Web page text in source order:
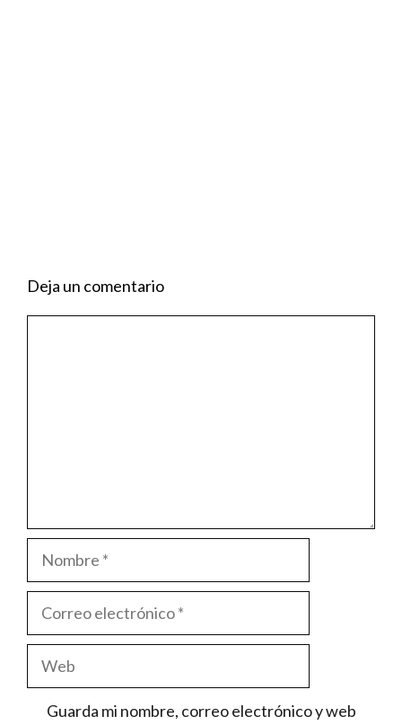
Deja un comentario
Nombre
Correo
electrónico
Web
Guarda mi nombre, correo electrónico y web